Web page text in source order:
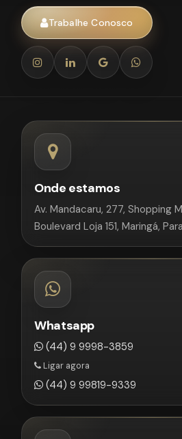
Trabalhe Conosco
Onde estamos
Av. Mandacaru, 277, Shopping
Boulevard Loja 151, Maringá,
Whatsapp
(44) 9 9998-3859
Ligar agora
(44) 9 99819-9339